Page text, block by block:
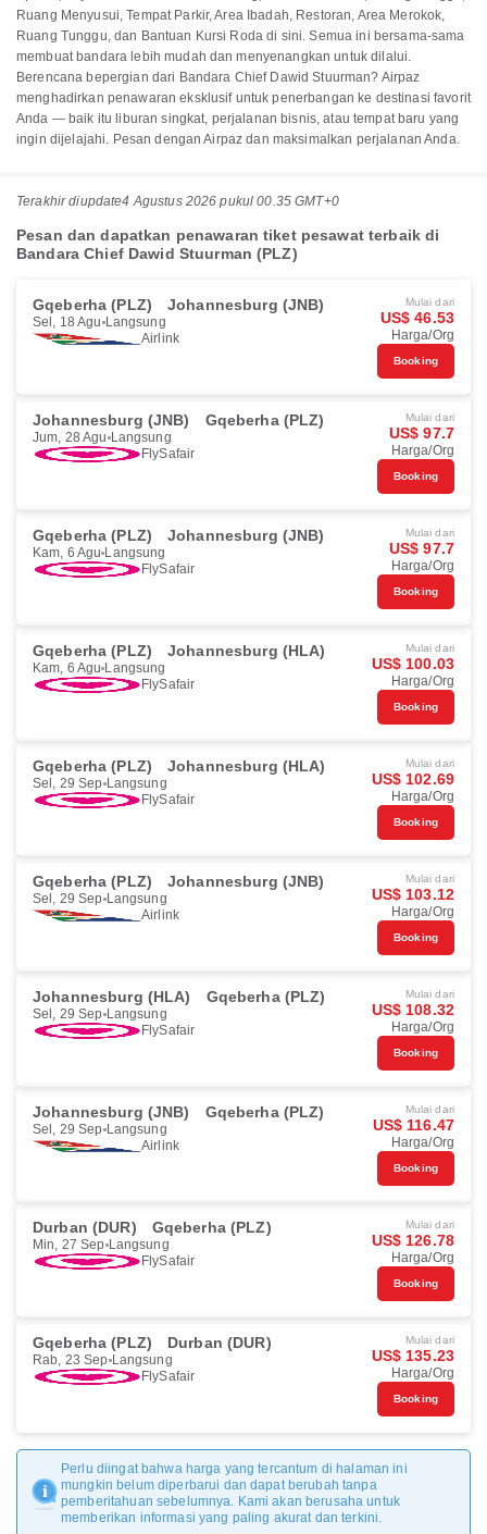
Ruang Menyusui, Tempat Parkir, Area Ibadah, Restoran, Area Merokok,
Ruang Tunggu, dan Bantuan Kursi Roda di sini. Semua ini bersama-sama
membuat bandara lebih mudah dan menyenangkan untuk dilalui.
Berencana bepergian dari Bandara Chief Dawid Stuurman? Airpaz
menghadirkan penawaran eksklusif untuk penerbangan ke destinasi favorit
Anda — baik itu liburan singkat, perjalanan bisnis, atau tempat baru yang
ingin dijelajahi. Pesan dengan Airpaz dan maksimalkan perjalanan Anda.
Terakhir diupdate4 Agustus 2026 pukul 00.35 GMT+0
Pesan dan dapatkan penawaran tiket pesawat terbaik di
Bandara Chief Dawid Stuurman (PLZ)
Gqeberha (PLZ) Johannesburg (JNB)
Sel, 18 Agu Langsung
Airlink
Mulai dari
US$ 46.53
Harga/Org
Booking
Johannesburg (JNB) Gqeberha (PLZ)
Jum, 28 Agu Langsung
FlySafair
Mulai dari
US$ 97.7
Harga/Org
Booking
Gqeberha (PLZ) Johannesburg (JNB)
Kam, 6 Agu Langsung
FlySafair
Mulai dari
US$ 97.7
Harga/Org
Booking
Gqeberha (PLZ) Johannesburg (HLA)
Kam, 6 Agu Langsung
FlySafair
Mulai dari
US$ 100.03
Harga/Org
Booking
Gqeberha (PLZ) Johannesburg (HLA)
Sel, 29 Sep Langsung
FlySafair
Mulai dari
US$ 102.69
Harga/Org
Booking
Gqeberha (PLZ) Johannesburg (JNB)
Sel, 29 Sep Langsung
Airlink
Mulai dari
US$ 103.12
Harga/Org
Booking
Johannesburg (HLA) Gqeberha (PLZ)
Sel, 29 Sep Langsung
FlySafair
Mulai dari
US$ 108.32
Harga/Org
Booking
Johannesburg (JNB) Gqeberha (PLZ)
Sel, 29 Sep Langsung
Airlink
Mulai dari
US$ 116.47
Harga/Org
Booking
Durban (DUR) Gqeberha (PLZ)
Min, 27 Sep Langsung
FlySafair
Mulai dari
US$ 126.78
Harga/Org
Booking
Gqeberha (PLZ) Durban (DUR)
Rab, 23 Sep Langsung
FlySafair
Mulai dari
US$ 135.23
Harga/Org
Booking
Perlu diingat bahwa harga yang tercantum di halaman ini
mungkin belum diperbarui dan dapat berubah tanpa
pemberitahuan sebelumnya. Kami akan berusaha untuk
memberikan informasi yang paling akurat dan terkini.